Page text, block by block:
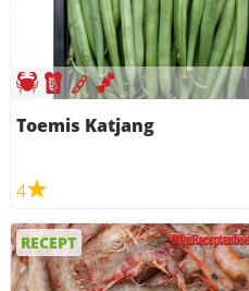
Toemis Katjang
4
RECEPT